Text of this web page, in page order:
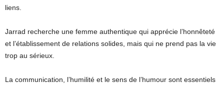
liens.
Jarrad recherche une femme authentique qui apprécie l’honnêteté
et l’établissement de relations solides, mais qui ne prend pas la vie
trop au sérieux.
La communication, l’humilité et le sens de l’humour sont essentiels